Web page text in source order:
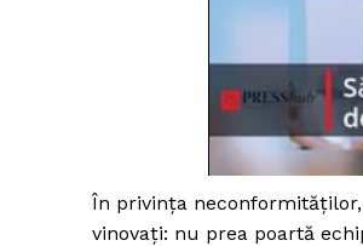
În privința
vinovați: nu prea poartă